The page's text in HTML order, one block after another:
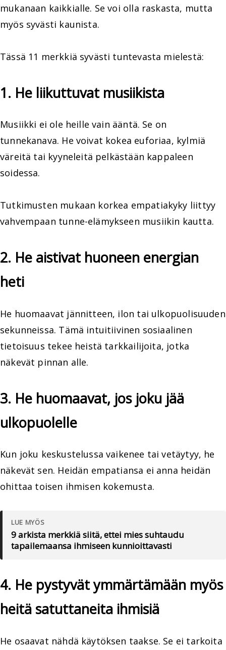
mukanaan kaikkialle. Se voi olla raskasta, mutta
myös syvästi kaunista.
Tässä 11 merkkiä syvästi tuntevasta mielestä:
1. He liikuttuvat musiikista
Musiikki ei ole heille vain ääntä. Se on
tunnekanava. He voivat kokea euforiaa, kylmiä
väreitä tai kyyneleitä pelkästään kappaleen
soidessa.
Tutkimusten mukaan korkea empatiakyky liittyy
vahvempaan tunne-elämykseen musiikin kautta.
2. He aistivat huoneen energian
heti
He huomaavat jännitteen, ilon tai ulkopuolisuuden
sekunneissa. Tämä intuitiivinen sosiaalinen
tietoisuus tekee heistä tarkkailijoita, jotka
näkevät pinnan alle.
3. He huomaavat, jos joku jää
ulkopuolelle
Kun joku keskustelussa vaikenee tai vetäytyy, he
näkevät sen. Heidän empatiansa ei anna heidän
ohittaa toisen ihmisen kokemusta.
LUE MYÖS
9 arkista merkkiä siitä, ettei mies suhtaudu
tapailemaansa ihmiseen kunnioittavasti
4. He pystyvät ymmärtämään myös
heitä satuttaneita ihmisiä
He osaavat nähdä käytöksen taakse. Se ei tarkoita